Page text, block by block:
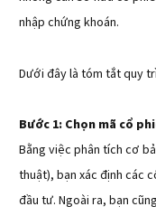
nhập chứng khoán.
Dưới đây là tóm tắt quy
Bước 1: Chọn mã cổ
Bằng việc phân tích cơ
thuật), bạn xác định các
đầu tư. Ngoài ra, bạn